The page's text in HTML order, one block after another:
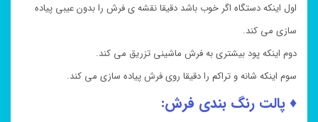
اول اینکه دستگاه اگر خوب باشد دقیقا نقشه ی فرش را بدون عیبی پیاده
سازی می کند.
دوم اینکه پود بیشتری به فرش ماشینی تزریق می کند.
سوم اینکه شانه و تراکم را دقیقا روی فرش پیاده سازی می کند.
♦ پالت رنگ بندی فرش: